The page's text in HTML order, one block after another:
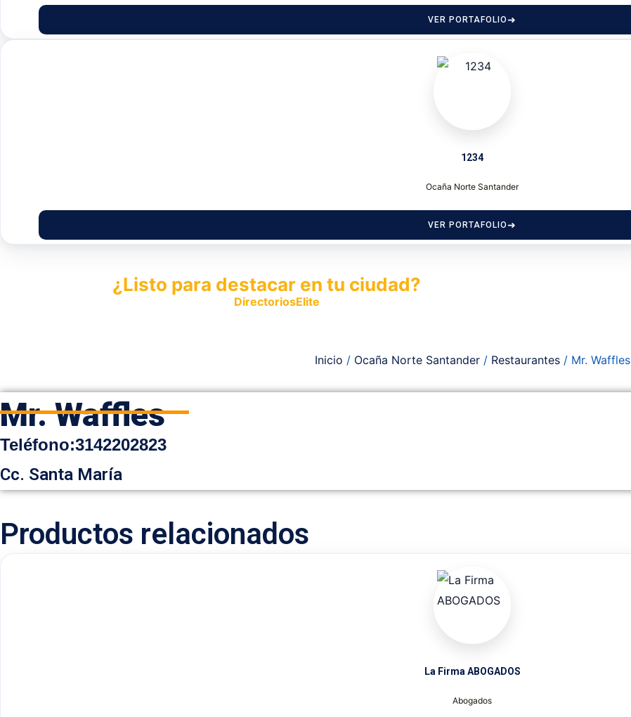
VER PORTAFOLIO
1234
Ocaña Norte Santander
VER PORTAFOLIO
¿Listo para destacar en tu ciudad?
DirectoriosElite
Inicio / Ocaña Norte Santander/ Restaurantes/ Mr. Waffles
Mr. Waffles
Teléfono:3142202823
Cc. Santa María
Productos relacionados
La Firma ABOGADOS
Abogados